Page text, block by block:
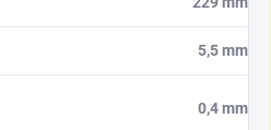
5,5 mm
0,4 mm